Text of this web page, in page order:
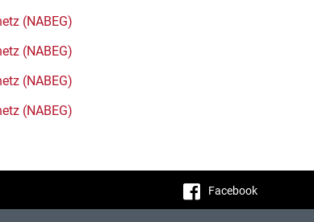
(NABEG)
(NABEG)
(NABEG)
(NABEG)
Facebook